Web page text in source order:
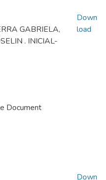
GABRIELA,
. INICIAL-
Document
Down
load
Down